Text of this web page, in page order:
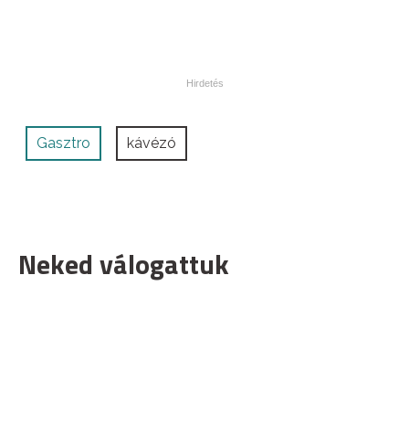
Gasztro kávézó
Neked válogattuk